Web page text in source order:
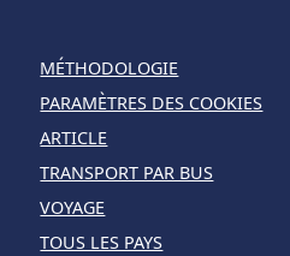
MÉTHODOLOGIE
PARAMÈTRES DES COOKIES
ARTICLE
TRANSPORT PAR BUS
VOYAGE
TOUS LES PAYS